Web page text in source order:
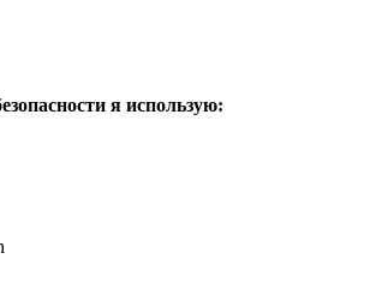
я использую: